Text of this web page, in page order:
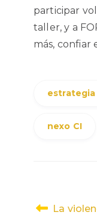
participar
taller, y a
más, confiar
estrategia
nexo CI
La